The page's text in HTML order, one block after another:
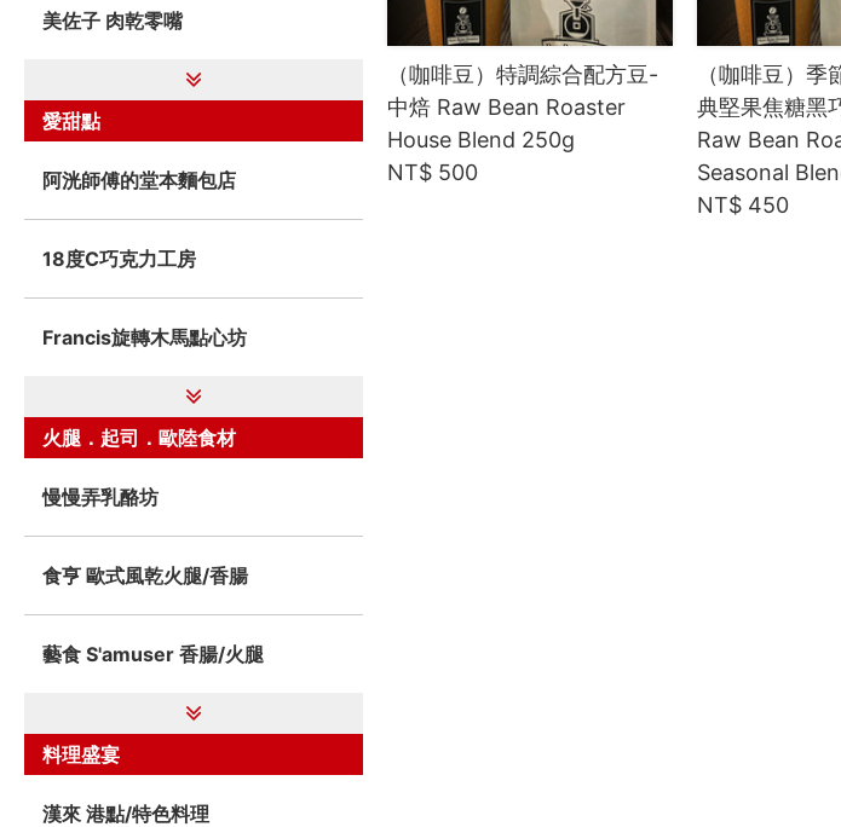
（咖啡豆）特調綜合配方豆-
中焙 Raw Bean Roaster
House Blend 250g
NT$ 500
（咖啡豆）季
典堅果焦糖黑
Raw Bean
Seasonal
NT$ 450
美佐子 肉乾零嘴
愛甜點
阿洸師傅的堂本麵包店
18度C巧克力工房
Francis旋轉木馬點心坊
火腿．起司．歐陸食材
慢慢弄乳酪坊
食亨 歐式風乾火腿/香腸
藝食 S'amuser 香腸/火腿
料理盛宴
漢來 港點/特色料理